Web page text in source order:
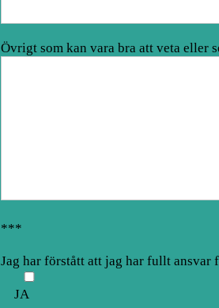
Övrigt som kan vara bra att veta eller
***
Jag har förstått att jag har fullt ansvar
JA